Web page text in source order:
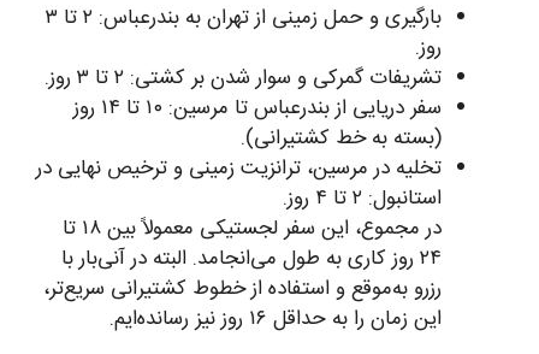
بارگیری و حمل زمینی از تهران به بندرعباس: ۲ تا ۳
روز.
تشریفات گمرکی و سوار شدن بر کشتی: ۲ تا ۳ روز.
سفر دریایی از بندرعباس تا مرسین: ۱۰ تا ۱۴ روز
(بسته به خط کشتیرانی).
تخلیه در مرسین، ترانزیت زمینی و ترخیص نهایی در
استانبول: ۲ تا ۴ روز.
در مجموع، این سفر لجستیکی معمولاً بین ۱۸ تا
۲۴ روز کاری به طول می‌انجامد. البته در آنی‌بار با
رزرو به‌موقع و استفاده از خطوط کشتیرانی سریع‌تر،
این زمان را به حداقل ۱۶ روز نیز رسانده‌ایم.